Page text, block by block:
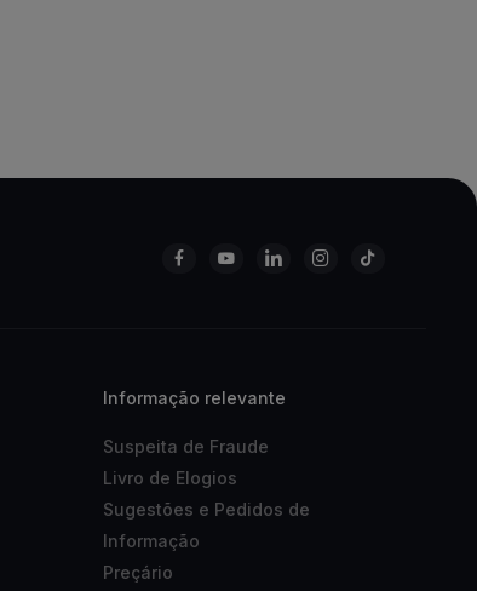
Informação relevante
Suspeita de Fraude
Livro de Elogios
Sugestões e Pedidos de
Informação
Preçário